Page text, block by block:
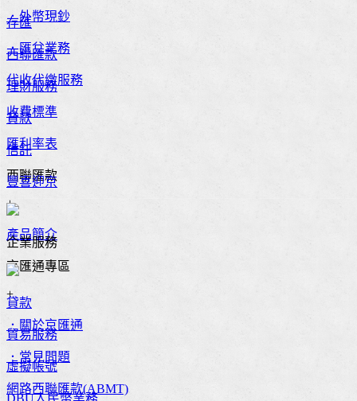
存匯
西聯匯款
理財服務
貸款
信託
豐喜迎京
企業服務
貸款
貿易服務
虛擬帳號
DBU人民幣業務
．外幣現鈔
．匯兌業務
代收代繳服務
收費標準
匯利率表
西聯匯款
+
產品簡介
京匯通專區
+
．關於京匯通
．常見問題
網路西聯匯款(ABMT)